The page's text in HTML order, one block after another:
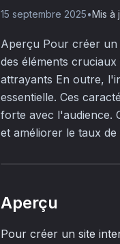
15 septembre 2025•Mis à
Aperçu Pour créer un
des éléments
attrayants En outre,
essentielle. Ces
forte avec l'audience.
et améliorer le taux
Aperçu
Pour créer un site